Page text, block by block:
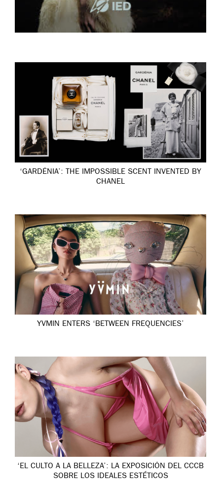
‘GARDÉNIA’: THE IMPOSSIBLE SCENT INVENTED BY
CHANEL
YVMIN ENTERS ‘BETWEEN FREQUENCIES’
‘EL CULTO A LA BELLEZA’: LA EXPOSICIÓN DEL CCCB
SOBRE LOS IDEALES ESTÉTICOS